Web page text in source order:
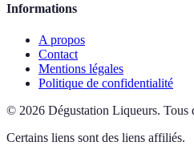
Informations
A propos
Contact
Mentions légales
Politique de confidentialité
© 2026 Dégustation Liqueurs. Tous
Certains liens sont des liens affiliés.